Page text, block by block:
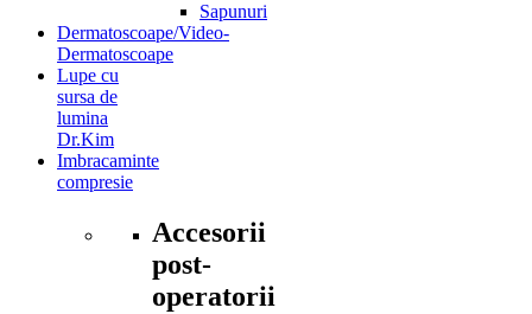
Sapunuri
Dermatoscoape/Video-
Dermatoscoape
Lupe cu
sursa de
lumina
Dr.Kim
Imbracaminte
compresie
Accesorii
post-
operatorii